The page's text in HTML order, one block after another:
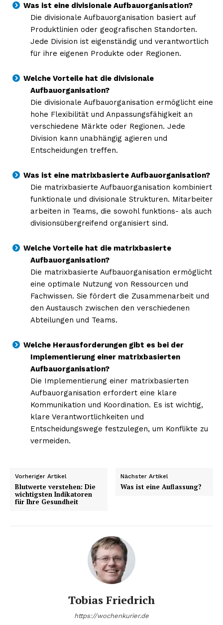
Was ist eine divisionale Aufbauorganisation?
Die divisionale Aufbauorganisation basiert auf
Produktlinien oder geografischen Standorten.
Jede Division ist eigenständig und verantwortlich
für ihre eigenen Produkte oder Regionen.
Welche Vorteile hat die divisionale
Aufbauorganisation?
Die divisionale Aufbauorganisation ermöglicht eine
hohe Flexibilität und Anpassungsfähigkeit an
verschiedene Märkte oder Regionen. Jede
Division kann unabhängig agieren und
Entscheidungen treffen.
Was ist eine matrixbasierte Aufbauorganisation?
Die matrixbasierte Aufbauorganisation kombiniert
funktionale und divisionale Strukturen. Mitarbeiter
arbeiten in Teams, die sowohl funktions- als auch
divisionsübergreifend organisiert sind.
Welche Vorteile hat die matrixbasierte
Aufbauorganisation?
Die matrixbasierte Aufbauorganisation ermöglicht
eine optimale Nutzung von Ressourcen und
Fachwissen. Sie fördert die Zusammenarbeit und
den Austausch zwischen den verschiedenen
Abteilungen und Teams.
Welche Herausforderungen gibt es bei der
Implementierung einer matrixbasierten
Aufbauorganisation?
Die Implementierung einer matrixbasierten
Aufbauorganisation erfordert eine klare
Kommunikation und Koordination. Es ist wichtig,
klare Verantwortlichkeiten und
Entscheidungswege festzulegen, um Konflikte zu
vermeiden.
Vorheriger Artikel
Blutwerte verstehen: Die
wichtigsten Indikatoren
für Ihre Gesundheit
Nächster Artikel
Was ist eine Auflassung?
Tobias Friedrich
https://wochenkurier.de